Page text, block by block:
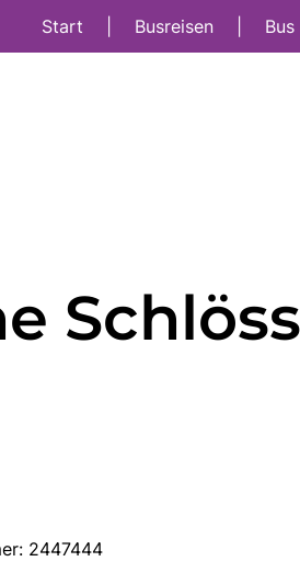
Start Busreisen
2447444